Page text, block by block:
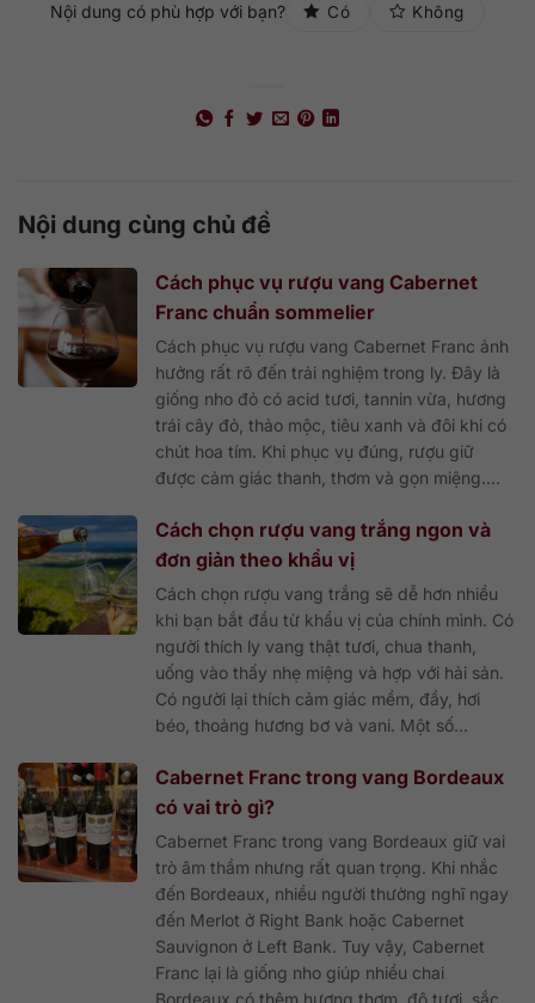
Nội dung có phù hợp với bạn? Có Không
Nội dung cùng chủ đề
Cách phục vụ rượu vang Cabernet
Franc chuẩn sommelier
Cách phục vụ rượu vang Cabernet Franc ảnh
hưởng rất rõ đến trải nghiệm trong ly. Đây là
giống nho đỏ có acid tươi, tannin vừa, hương
trái cây đỏ, thảo mộc, tiêu xanh và đôi khi có
chút hoa tím. Khi phục vụ đúng, rượu giữ
được cảm giác thanh, thơm và gọn miệng....
Cách chọn rượu vang trắng ngon và
đơn giản theo khẩu vị
Cách chọn rượu vang trắng sẽ dễ hơn nhiều
khi bạn bắt đầu từ khẩu vị của chính mình. Có
người thích ly vang thật tươi, chua thanh,
uống vào thấy nhẹ miệng và hợp với hải sản.
Có người lại thích cảm giác mềm, đầy, hơi
béo, thoảng hương bơ và vani. Một số...
Cabernet Franc trong vang Bordeaux
có vai trò gì?
Cabernet Franc trong vang Bordeaux giữ vai
trò âm thầm nhưng rất quan trọng. Khi nhắc
đến Bordeaux, nhiều người thường nghĩ ngay
đến Merlot ở Right Bank hoặc Cabernet
Sauvignon ở Left Bank. Tuy vậy, Cabernet
Franc lại là giống nho giúp nhiều chai